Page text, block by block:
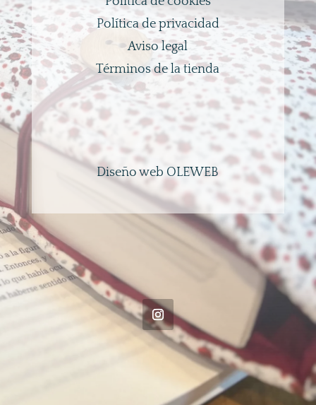
Política de privacidad
Aviso legal
Términos de la tienda
Diseño web OLEWEB